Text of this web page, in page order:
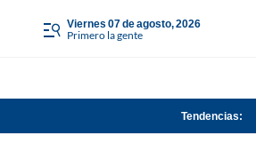
viernes 07 de agosto, 2026
Primero la gente
Tendencias: